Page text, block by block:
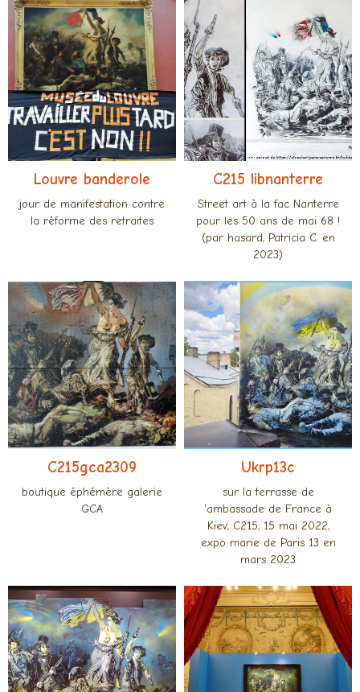
Louvre banderole
jour de manifestation contre
la réforme des retraites
C215 libnanterre
Street art à la fac Nanterre
pour les 50 ans de mai 68 !
(par hasard, Patricia C. en
2023)
C215gca2309
boutique éphémère galerie
GCA
Ukrp13c
sur la terrasse de
'ambassade de France à
Kiev, C215, 15 mai 2022,
expo marie de Paris 13 en
mars 2023